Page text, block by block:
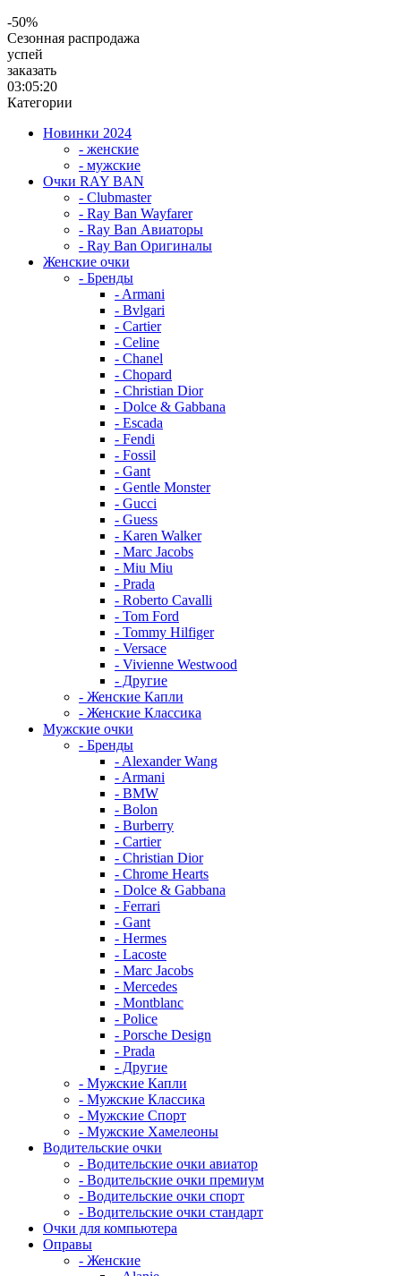
-50%
Сезонная распродажа
успей
заказать
03:05:20
Категории
Новинки 2024
- женские
- мужские
Очки RAY BAN
- Clubmaster
- Ray Ban Wayfarer
- Ray Ban Авиаторы
- Ray Ban Оригиналы
Женские очки
- Бренды
- Armani
- Bvlgari
- Cartier
- Celine
- Chanel
- Chopard
- Christian Dior
- Dolce & Gabbana
- Escada
- Fendi
- Fossil
- Gant
- Gentle Monster
- Gucci
- Guess
- Karen Walker
- Marc Jacobs
- Miu Miu
- Prada
- Roberto Cavalli
- Tom Ford
- Tommy Hilfiger
- Versace
- Vivienne Westwood
- Другие
- Женские Капли
- Женские Классика
Мужские очки
- Бренды
- Alexander Wang
- Armani
- BMW
- Bolon
- Burberry
- Cartier
- Christian Dior
- Chrome Hearts
- Dolce & Gabbana
- Ferrari
- Gant
- Hermes
- Lacoste
- Marc Jacobs
- Mercedes
- Montblanc
- Police
- Porsche Design
- Prada
- Другие
- Мужские Капли
- Мужские Классика
- Мужские Спорт
- Мужские Хамелеоны
Водительские очки
- Водительские очки авиатор
- Водительские очки премиум
- Водительские очки спорт
- Водительские очки стандарт
Очки для компьютера
Оправы
- Женские